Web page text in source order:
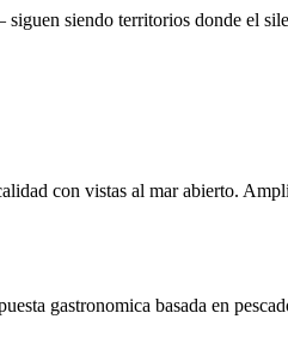
siendo territorios donde el
con vistas al mar abierto.
gastronomica basada en